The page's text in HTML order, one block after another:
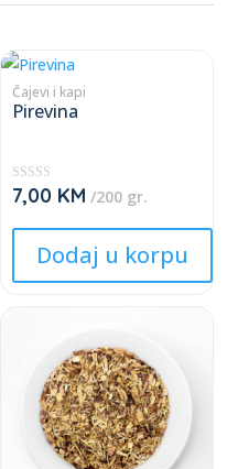
Čajevi i kapi
Pirevina
★
★
★
7,00 KM /200 gr.
This
product
has
variants.
The
options
product
Dodaj u korpu
multiple
variants.